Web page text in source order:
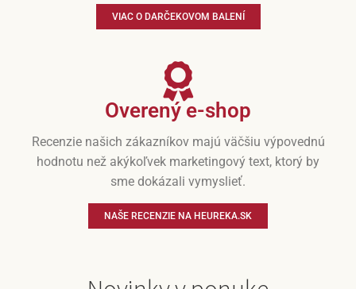
VIAC O DARČEKOVOM BALENÍ
Overený e-shop
Recenzie našich zákazníkov majú väčšiu výpovednú
hodnotu než akýkoľvek marketingový text, ktorý by
sme dokázali vymyslieť.
NAŠE RECENZIE NA HEUREKA.SK